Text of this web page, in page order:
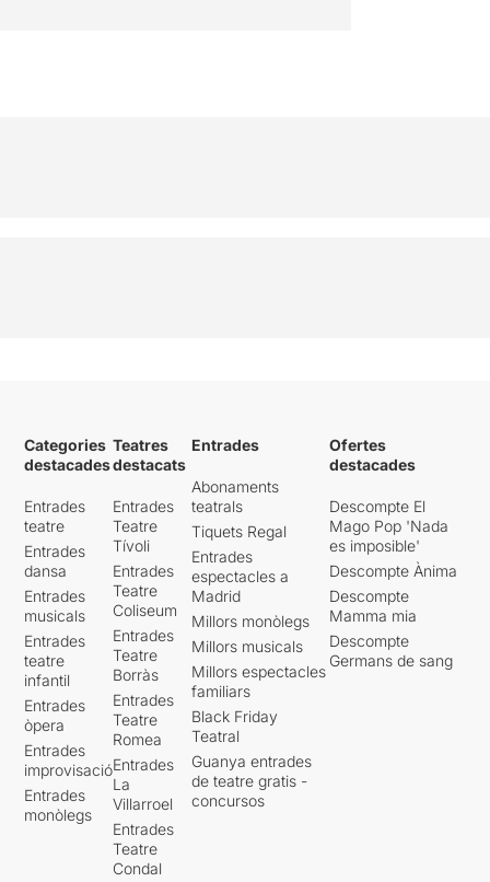
Categories
destacades
Entrades
teatre
Entrades
dansa
Entrades
musicals
Entrades
teatre
infantil
Entrades
òpera
Entrades
improvisació
Entrades
monòlegs
Teatres
destacats
Entrades
Teatre
Tívoli
Entrades
Teatre
Coliseum
Entrades
Teatre
Borràs
Entrades
Teatre
Romea
Entrades
La
Villarroel
Entrades
Teatre
Condal
Entrades
Abonaments
teatrals
Tiquets Regal
Entrades
espectacles a
Madrid
Millors monòlegs
Millors musicals
Millors espectacles
familiars
Black Friday
Teatral
Guanya entrades
de teatre gratis -
concursos
Ofertes
destacades
Descompte El
Mago Pop 'Nada
es imposible'
Descompte Ànima
Descompte
Mamma mia
Descompte
Germans de sang